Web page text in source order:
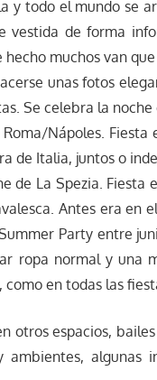
y todo el mundo se
vestida de forma
muchos van
unas fotos
Se celebra la noche
Nápoles.
de Italia, juntos o
de La Spezia.
Antes era en
Party entre
ropa normal y una
en todas las
otros espacios,
algunas